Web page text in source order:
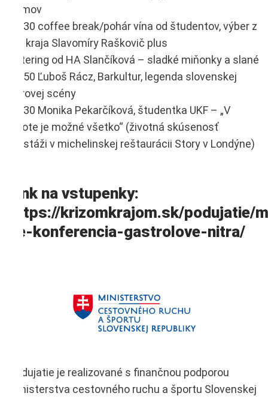
domov
14:30 coffee break/pohár vína od študentov, výber z
NR kraja Slavomíry Raškovič plus
catering od HA Slančíková – sladké miňonky a slané
14:50 Ľuboš Rácz, Barkultur, legenda slovenskej
barovej scény
15:30 Monika Pekarčíková, študentka UKF – „V
živote je možné všetko“ (životná skúsenosť
na stáži v michelinskej reštaurácii Story v Londýne)
Link na vstupenky:
https://krizomkrajom.sk/podujatie/
ne-konferencia-gastrolove-nitra/
Podujatie je realizované s finančnou podporou
Ministerstva cestovného ruchu a športu Slovenskej